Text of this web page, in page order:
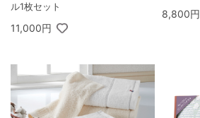
ル1枚セット
11,000円
8,800円